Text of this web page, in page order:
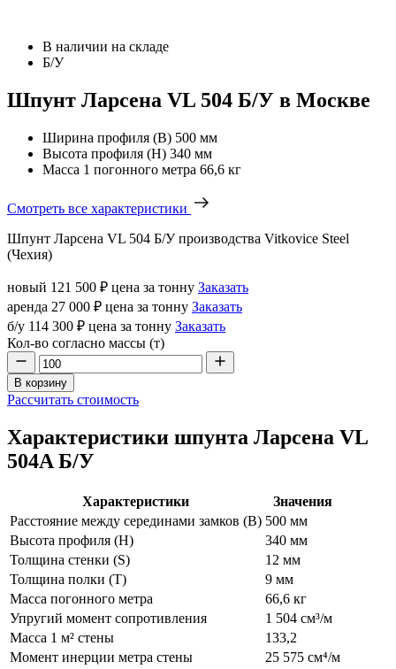
В наличии на складе
Б/У
Шпунт Ларсена VL 504 Б/У в Москве
Ширина профиля (В) 500 мм
Высота профиля (Н) 340 мм
Масса 1 погонного метра 66,6 кг
Смотреть все характеристики
Шпунт Ларсена VL 504 Б/У производства Vitkovice Steel
(Чехия)
новый 121 500 ₽ цена за тонну Заказать
аренда 27 000 ₽ цена за тонну Заказать
б/у 114 300 ₽ цена за тонну Заказать
Кол-во согласно массы (т)
В корзину
Рассчитать стоимость
Характеристики шпунта Ларсена VL
504A Б/У
Характеристики
Значения
Расстояние между серединами замков (В) 500 мм
Высота профиля (Н)
340 мм
Толщина стенки (S)
12 мм
Толщина полки (T)
9 мм
Масса погонного метра
66,6 кг
Упругий момент сопротивления
1 504 см³/м
Масса 1 м² стены
133,2
Момент инерции метра стены
25 575 см⁴/м